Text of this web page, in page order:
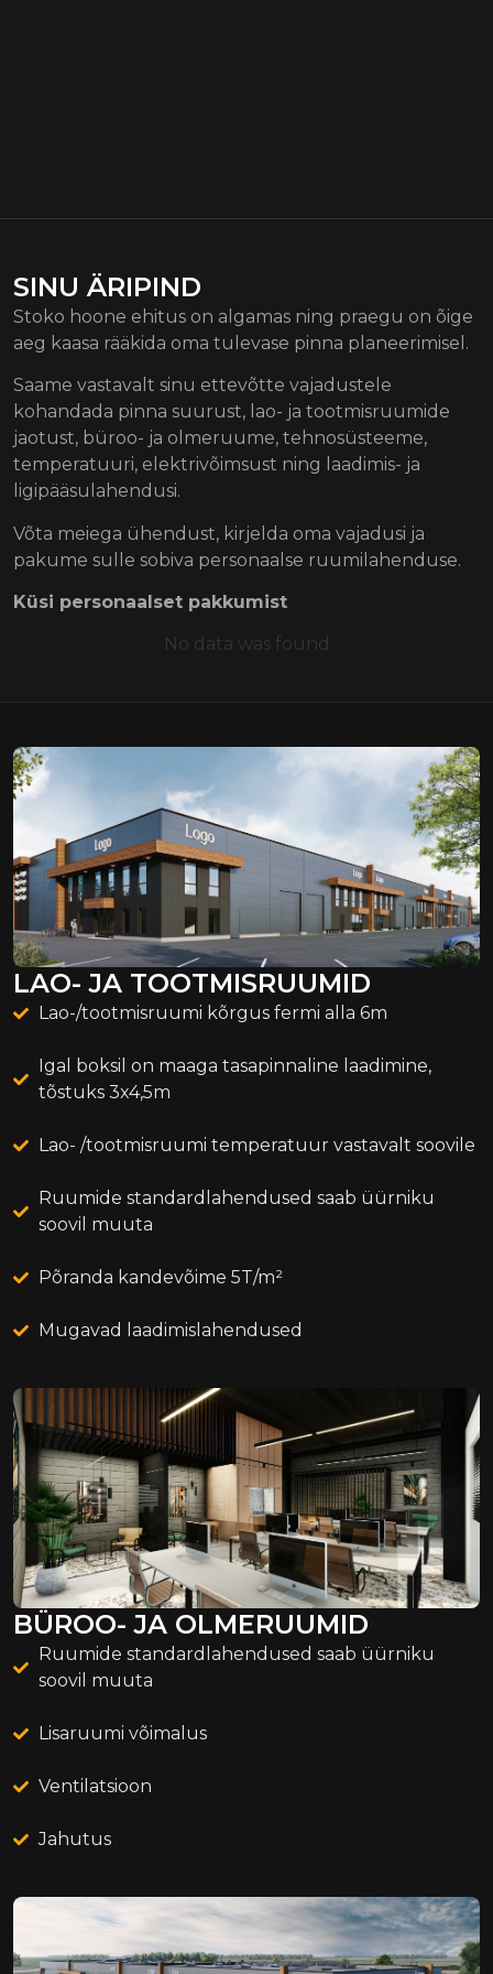
SINU ÄRIPIND
Stoko hoone ehitus on algamas ning praegu on õige
aeg kaasa rääkida oma tulevase pinna planeerimisel.
Saame vastavalt sinu ettevõtte vajadustele
kohandada pinna suurust, lao- ja tootmisruumide
jaotust, büroo- ja olmeruume, tehnosüsteeme,
temperatuuri, elektrivõimsust ning laadimis- ja
ligipääsulahendusi.
Võta meiega ühendust, kirjelda oma vajadusi ja
pakume sulle sobiva personaalse ruumilahenduse.
Küsi personaalset pakkumist
No data was found
LAO- JA TOOTMISRUUMID
Lao-/tootmisruumi kõrgus fermi alla 6m
Igal boksil on maaga tasapinnaline laadimine,
tõstuks 3x4,5m
Lao- /tootmisruumi temperatuur vastavalt soovile
Ruumide standardlahendused saab üürniku
soovil muuta
Põranda kandevõime 5T/m²
Mugavad laadimislahendused
BÜROO- JA OLMERUUMID
Ruumide standardlahendused saab üürniku
soovil muuta
Lisaruumi võimalus
Ventilatsioon
Jahutus